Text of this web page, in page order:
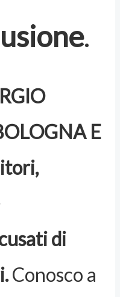
.
E
di
Conosco a